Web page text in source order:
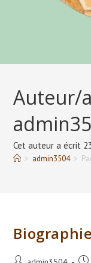
Auteur/
Cet auteur a écrit
> admin3504 >
Auteur/autrice